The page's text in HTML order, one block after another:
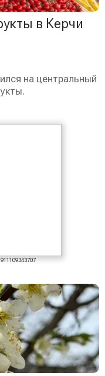
в Керчи
на центральный